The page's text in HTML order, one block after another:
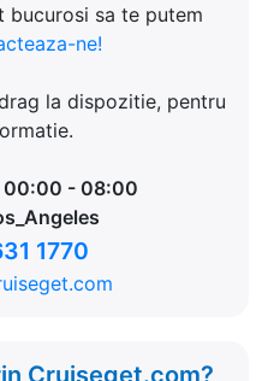
bucurosi sa te putem
ne!
la dispozitie, pentru
00:00 - 08:00
1770
Cruiseget.com?